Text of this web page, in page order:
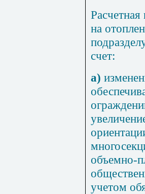
Расчетная
на
счет:
а)
объемно-
учетом